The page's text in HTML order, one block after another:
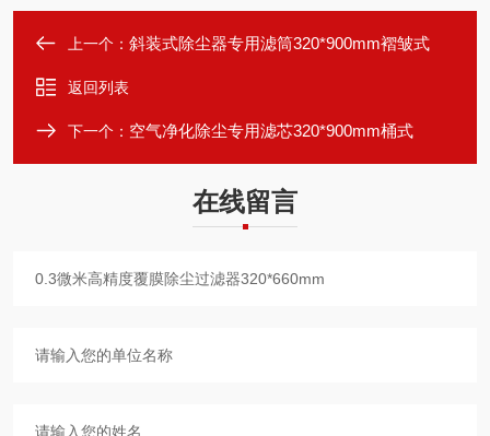
上一个： 斜装式除尘器专用滤筒320*900mm褶皱式
返回列表
下一个： 空气净化除尘专用滤芯320*900mm桶式
在线留言